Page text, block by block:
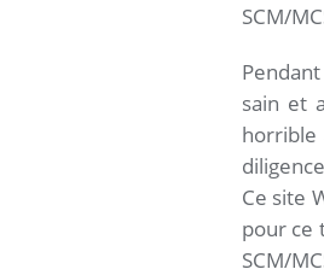
SCM/
sain et
Ce site
pour ce
SCM/